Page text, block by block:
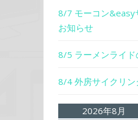
8/7 モーコン&easy
お知らせ
8/5 ラーメンライド
8/4 外房サイクリン
2026年8月